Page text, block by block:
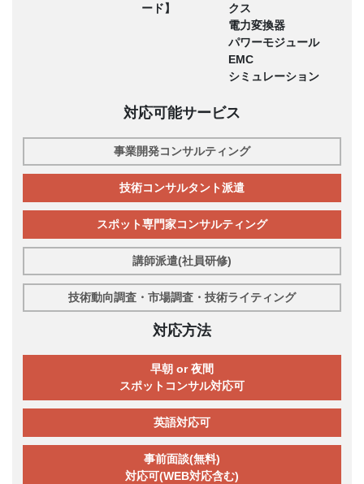
ード】
クス
電力変換器
パワーモジュール
EMC
シミュレーション
対応可能サービス
事業開発コンサルティング
技術コンサルタント派遣
スポット専門家コンサルティング
講師派遣(社員研修)
技術動向調査・市場調査・技術ライティング
対応方法
早朝 or 夜間
スポットコンサル対応可
英語対応可
事前面談(無料)
対応可(WEB対応含む)